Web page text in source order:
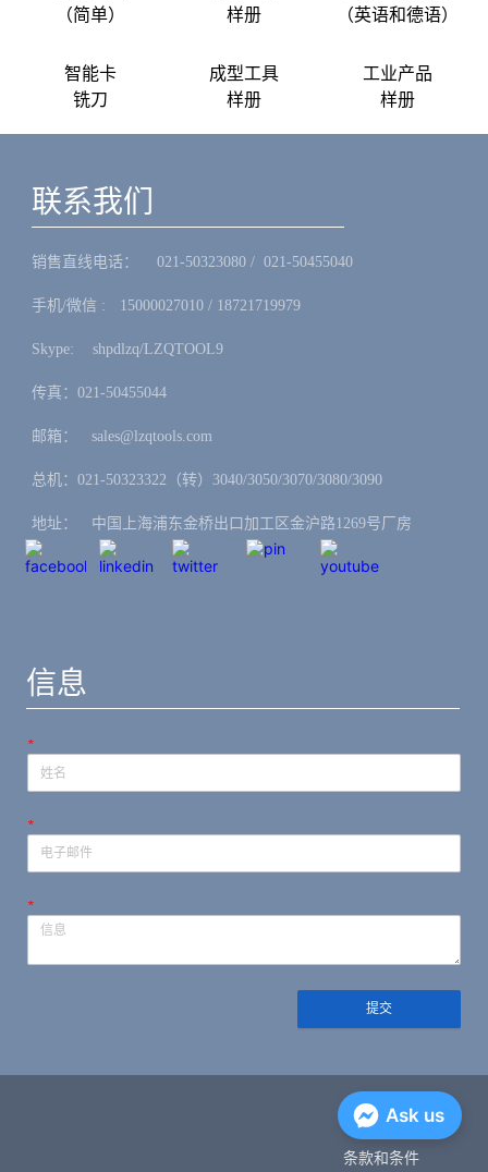
（简单）
样册
（英语和德语）
智能卡
铣刀
成型工具
样册
工业产品
样册
联系我们
销售直线电话：ㅤ 021-50323080 / 021-50455040
手机/微信 :ㅤ15000027010 / 18721719979
Skype: ㅤshpdlzq/LZQTOOL9
传真：021-50455044
邮箱：ㅤsales@lzqtools.com
总机：021-50323322（转）3040/3050/3070/3080/3090
地址：ㅤ中国上海浦东金桥出口加工区金沪路1269号厂房
信息
*
*
*
提交
隐私政策
条款和条件
Ask us